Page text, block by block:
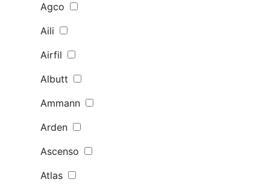
Agco
Aili
Airfil
Albutt
Ammann
Arden
Ascenso
Atlas